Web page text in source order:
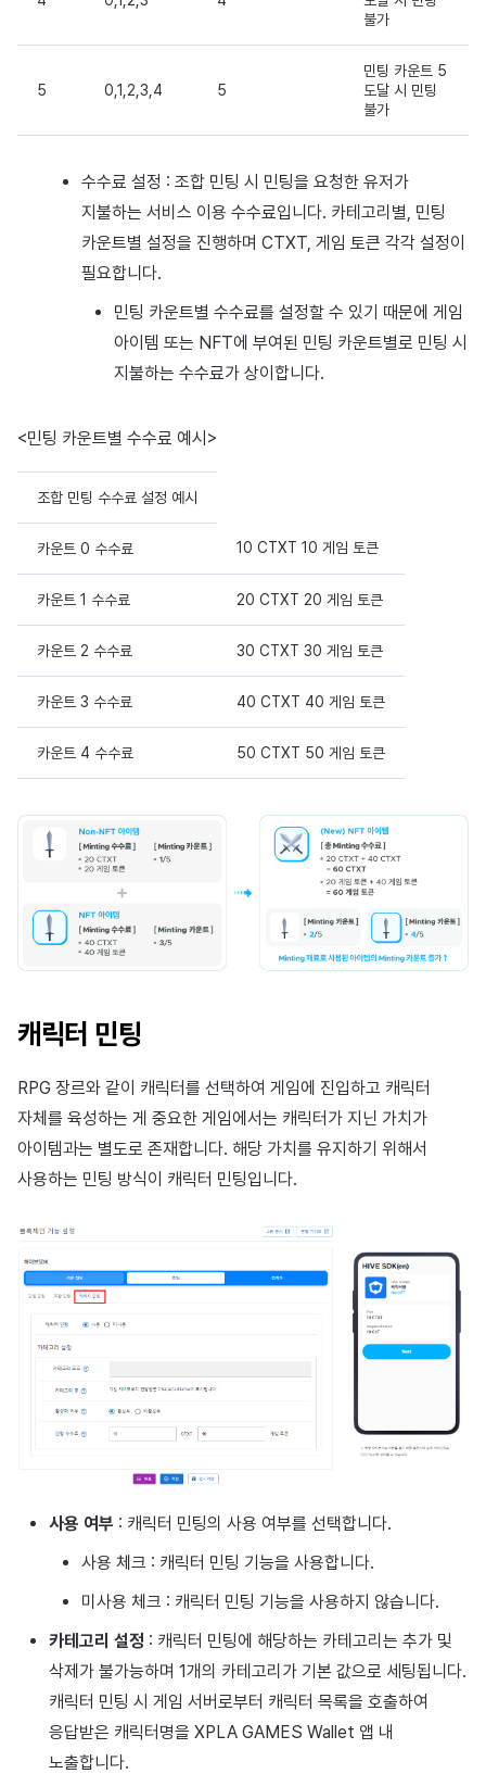
불가
5 0,1,2,3,4 5
민팅 카운트 5
도달 시 민팅
불가
수수료 설정 : 조합 민팅 시 민팅을 요청한 유저가
지불하는 서비스 이용 수수료입니다. 카테고리별, 민팅
카운트별 설정을 진행하며 CTXT, 게임 토큰 각각 설정이
필요합니다.
민팅 카운트별 수수료를 설정할 수 있기 때문에 게임
아이템 또는 NFT에 부여된 민팅 카운트별로 민팅 시
지불하는 수수료가 상이합니다.
<민팅 카운트별 수수료 예시>
조합 민팅 수수료 설정 예시
카운트 0 수수료 10 CTXT 10 게임 토큰
카운트 1 수수료 20 CTXT 20 게임 토큰
카운트 2 수수료 30 CTXT 30 게임 토큰
카운트 3 수수료 40 CTXT 40 게임 토큰
카운트 4 수수료 50 CTXT 50 게임 토큰
캐릭터 민팅
RPG 장르와 같이 캐릭터를 선택하여 게임에 진입하고 캐릭터
자체를 육성하는 게 중요한 게임에서는 캐릭터가 지닌 가치가
아이템과는 별도로 존재합니다. 해당 가치를 유지하기 위해서
사용하는 민팅 방식이 캐릭터 민팅입니다.
사용 여부 : 캐릭터 민팅의 사용 여부를 선택합니다.
사용 체크 : 캐릭터 민팅 기능을 사용합니다.
미사용 체크 : 캐릭터 민팅 기능을 사용하지 않습니다.
카테고리 설정 : 캐릭터 민팅에 해당하는 카테고리는 추가 및
삭제가 불가능하며 1개의 카테고리가 기본 값으로 세팅됩니다.
캐릭터 민팅 시 게임 서버로부터 캐릭터 목록을 호출하여
응답받은 캐릭터명을 XPLA GAMES Wallet 앱 내
노출합니다.